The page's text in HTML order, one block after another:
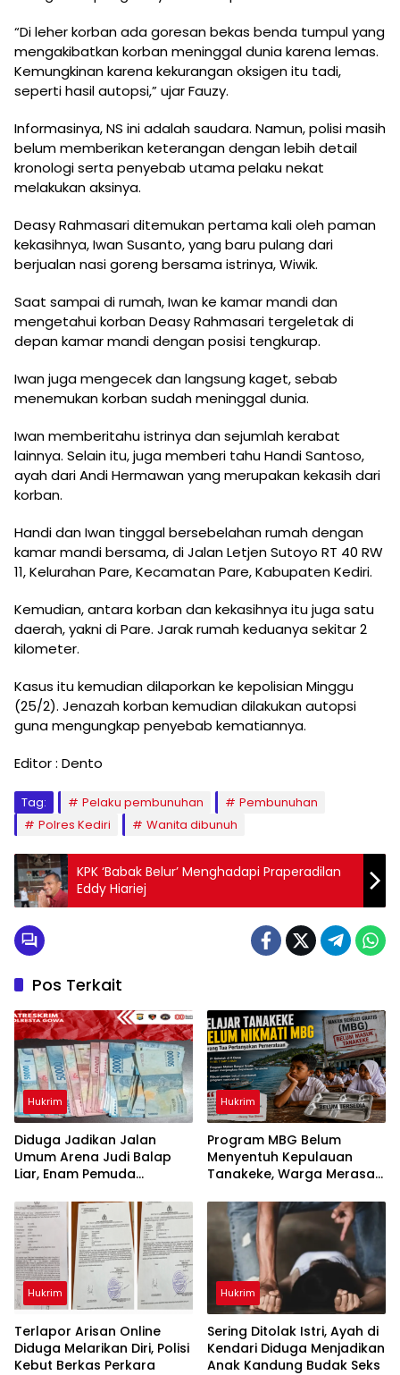
“Di leher korban ada goresan bekas benda tumpul yang
mengakibatkan korban meninggal dunia karena lemas.
Kemungkinan karena kekurangan oksigen itu tadi,
seperti hasil autopsi,” ujar Fauzy.
Informasinya, NS ini adalah saudara. Namun, polisi masih
belum memberikan keterangan dengan lebih detail
kronologi serta penyebab utama pelaku nekat
melakukan aksinya.
Deasy Rahmasari ditemukan pertama kali oleh paman
kekasihnya, Iwan Susanto, yang baru pulang dari
berjualan nasi goreng bersama istrinya, Wiwik.
Saat sampai di rumah, Iwan ke kamar mandi dan
mengetahui korban Deasy Rahmasari tergeletak di
depan kamar mandi dengan posisi tengkurap.
Iwan juga mengecek dan langsung kaget, sebab
menemukan korban sudah meninggal dunia.
Iwan memberitahu istrinya dan sejumlah kerabat
lainnya. Selain itu, juga memberi tahu Handi Santoso,
ayah dari Andi Hermawan yang merupakan kekasih dari
korban.
Handi dan Iwan tinggal bersebelahan rumah dengan
kamar mandi bersama, di Jalan Letjen Sutoyo RT 40 RW
11, Kelurahan Pare, Kecamatan Pare, Kabupaten Kediri.
Kemudian, antara korban dan kekasihnya itu juga satu
daerah, yakni di Pare. Jarak rumah keduanya sekitar 2
kilometer.
Kasus itu kemudian dilaporkan ke kepolisian Minggu
(25/2). Jenazah korban kemudian dilakukan autopsi
guna mengungkap penyebab kematiannya.
Editor : Dento
Tag: Pelaku pembunuhan
Pembunuhan
Polres Kediri
Wanita dibunuh
KPK ‘Babak Belur’ Menghadapi Praperadilan
Eddy Hiariej
Pos Terkait
Hukrim
Diduga Jadikan Jalan
Umum Arena Judi Balap
Liar, Enam Pemuda
Gowa
Hukrim
Program MBG Belum
Menyentuh Kepulauan
Tanakeke, Warga Merasa
Hukrim
Terlapor Arisan Online
Diduga Melarikan Diri, Polisi
Kebut Berkas Perkara
Hukrim
Sering Ditolak Istri, Ayah di
Kendari Diduga Menjadikan
Anak Kandung Budak Seks